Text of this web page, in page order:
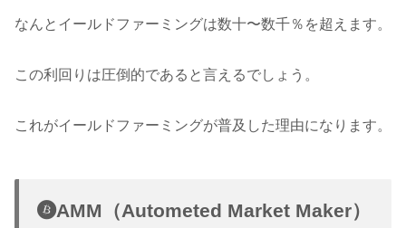
なんとイールドファーミングは数十〜数千％を超えます。
この利回りは圧倒的であると言えるでしょう。
これがイールドファーミングが普及した理由になります。
AMM（Autometed Market Maker）